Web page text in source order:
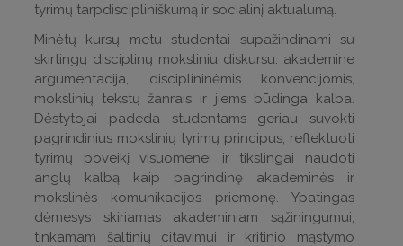
tyrimų tarpdiscipliniškumą ir socialinį aktualumą.
Minėtų kursų metu studentai supažindinami su
skirtingų disciplinų moksliniu diskursu: akademine
argumentacija, disciplininėmis konvencijomis,
mokslinių tekstų žanrais ir jiems būdinga kalba.
Dėstytojai padeda studentams geriau suvokti
pagrindinius mokslinių tyrimų principus, reflektuoti
tyrimų poveikį visuomenei ir tikslingai naudoti
anglų kalbą kaip pagrindinę akademinės ir
mokslinės komunikacijos priemonę. Ypatingas
dėmesys skiriamas akademiniam sąžiningumui,
tinkamam šaltinių citavimui ir kritinio mąstymo